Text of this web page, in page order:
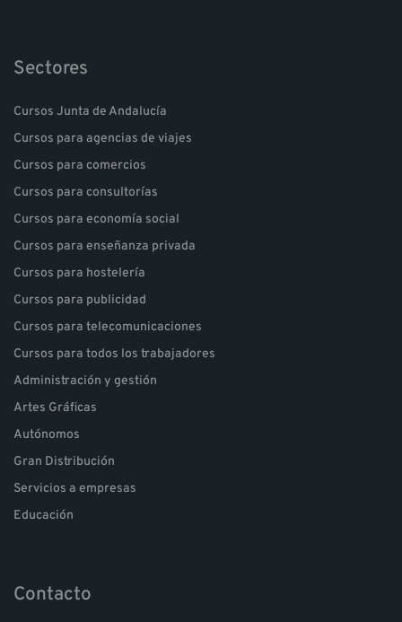
Sectores
Cursos Junta de Andalucía
Cursos para agencias de viajes
Cursos para comercios
Cursos para consultorías
Cursos para economía social
Cursos para enseñanza privada
Cursos para hostelería
Cursos para publicidad
Cursos para telecomunicaciones
Cursos para todos los trabajadores
Administración y gestión
Artes Gráficas
Autónomos
Gran Distribución
Servicios a empresas
Educación
Contacto